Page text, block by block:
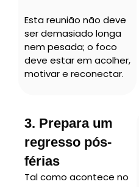
Esta reunião não deve
ser demasiado longa
nem pesada; o foco
deve estar em acolher,
motivar e reconectar.
3. Prepara um
regresso pós-
férias
Tal como acontece no